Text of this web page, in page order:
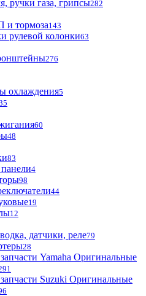
ручки газа, грипсы282
и тормоза143
рулевой колонки63
276
охлаждения5
60
48
83
4
98
44
19
12
датчики, реле79
28
Оригинальные
Оригинальные